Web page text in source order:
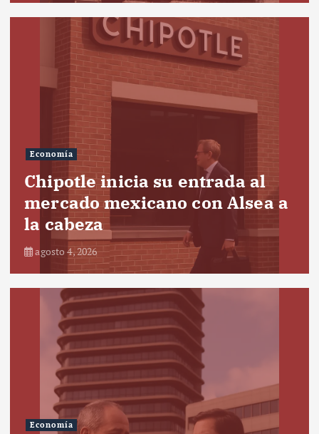
Economía
Chipotle inicia su entrada al
mercado mexicano con Alsea a
la cabeza
agosto 4, 2026
Economía